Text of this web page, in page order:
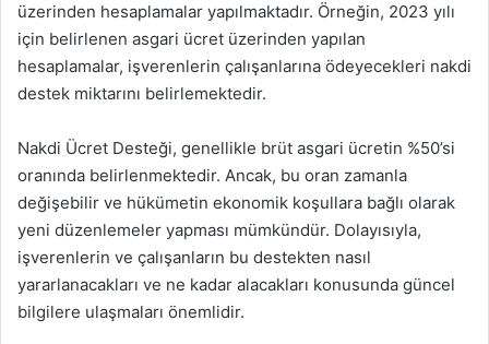
üzerinden hesaplamalar yapılmaktadır. Örneğin, 2023 yılı
için belirlenen asgari ücret üzerinden yapılan
hesaplamalar, işverenlerin çalışanlarına ödeyecekleri nakdi
destek miktarını belirlemektedir.
Nakdi Ücret Desteği, genellikle brüt asgari ücretin %50’si
oranında belirlenmektedir. Ancak, bu oran zamanla
değişebilir ve hükümetin ekonomik koşullara bağlı olarak
yeni düzenlemeler yapması mümkündür. Dolayısıyla,
işverenlerin ve çalışanların bu destekten nasıl
yararlanacakları ve ne kadar alacakları konusunda güncel
bilgilere ulaşmaları önemlidir.